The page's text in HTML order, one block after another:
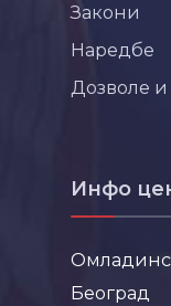
Закони
Наредбе
Дозволе
Инфо
Београд